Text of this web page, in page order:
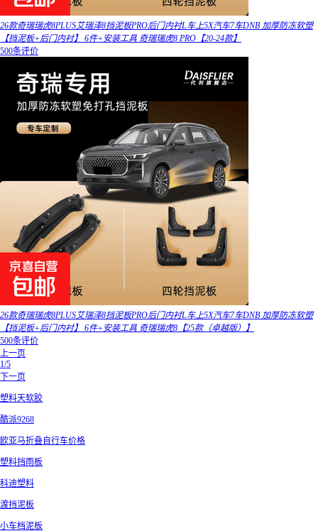
26款奇瑞瑞虎8PLUS艾瑞泽8挡泥板PRO后门内衬L车上5X汽车7车DNB 加厚防冻软塑
【挡泥板+后门内衬】 6件+安装工具 奇瑞瑞虎8 PRO【20-24款】
500条评价
26款奇瑞瑞虎8PLUS艾瑞泽8挡泥板PRO后门内衬L车上5X汽车7车DNB 加厚防冻软塑
【挡泥板+后门内衬】 6件+安装工具 奇瑞瑞虎8【25款（卓越版）】
500条评价
上一页
1/5
下一页
塑料天软胶
酷派9268
欧亚马折叠自行车价格
塑料挡雨板
科迪塑料
渡挡泥板
小车档泥板